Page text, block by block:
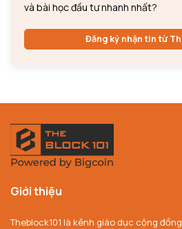
và bài học đầu tư nhanh nhất?
Đăng ký nhận tin từ
Giới thiệu
Theblock101 là kênh giáo dục cộng